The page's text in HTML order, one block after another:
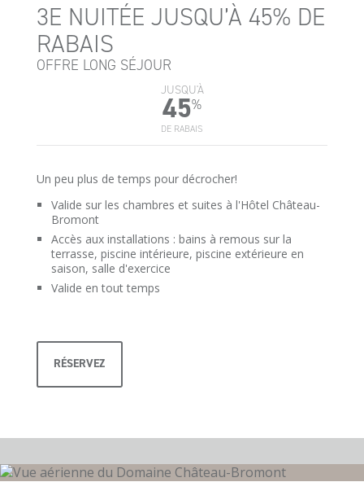
3E NUITÉE JUSQU’À 45% DE
RABAIS
OFFRE LONG SÉJOUR
JUSQU'À
45%
DE RABAIS
Un peu plus de temps pour décrocher!
Valide sur les chambres et suites à l'Hôtel Château-
Bromont
Accès aux installations : bains à remous sur la
terrasse, piscine intérieure, piscine extérieure en
saison, salle d'exercice
Valide en tout temps
RÉSERVEZ